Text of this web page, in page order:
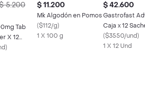
5.200
Tab
X 12
)
$ 11.200
Mk Algodón en Pomos
($112/g)
1 X 100 g
$ 42.600
Gastrofast
Caja x 12
($3550/und)
1 X 12 Und